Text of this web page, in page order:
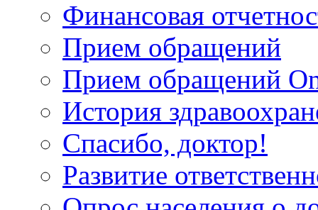
Финансовая
Прием обращений
Прием обращений
История
Спасибо, доктор!
Развитие